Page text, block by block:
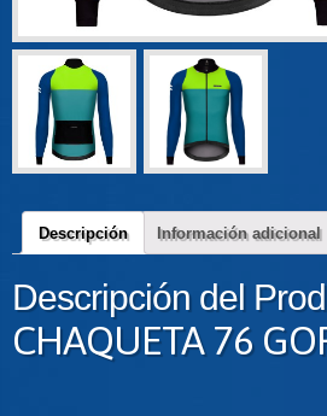
Descripción Información adicional
Descripción del
CHAQUETA 76